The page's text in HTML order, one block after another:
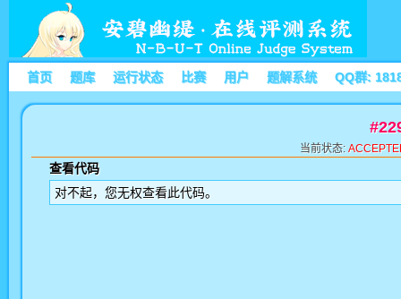
首页 题库 运行状态 比赛 用户 题解系统 QQ群:
当前状态:
查看代码
对不起，您无权查看此代码。